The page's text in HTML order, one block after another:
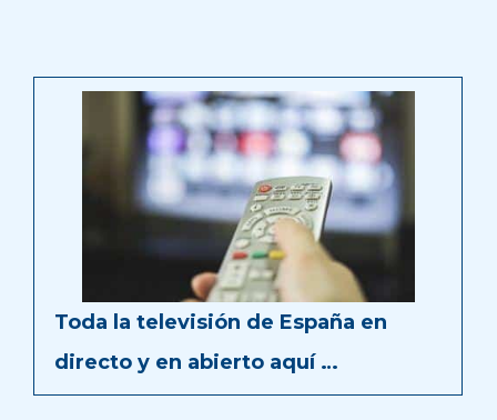
Toda la televisión de España en
directo y en abierto aquí …